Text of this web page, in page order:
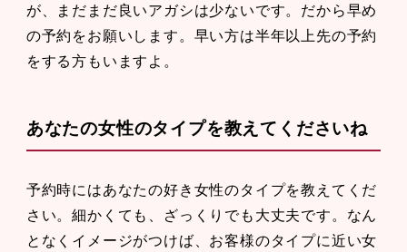
が、まだまだ良いアガシは少ないです。だから早め
の予約をお願いします。早い方は半年以上先の予約
をする方もいますよ。
あなたの女性のタイプを教えてくださいね
予約時にはあなたの好き女性のタイプを教えてくだ
さい。細かくても、ざっくりでも大丈夫です。なん
となくイメージがつけば、お客様のタイプに近い女